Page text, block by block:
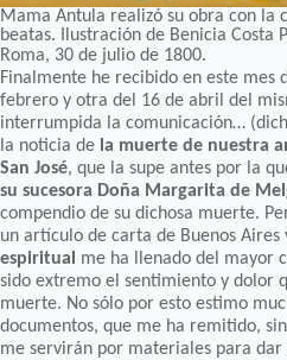
Mama Antula realizó su obra con la
beatas. Ilustración de Benicia Costa
Roma, 30 de julio de 1800.
Finalmente he recibido en este mes
febrero y otra del 16 de abril del
interrumpida la comunicación…
la noticia de la muerte de nuestra
San José, que la supe antes por la
su sucesora Doña Margarita de
compendio de su dichosa muerte.
un artículo de carta de Buenos Aires
espiritual me ha llenado del mayor
sido extremo el sentimiento y dolor
muerte. No sólo por esto estimo
documentos, que me ha remitido,
me servirán por materiales para dar